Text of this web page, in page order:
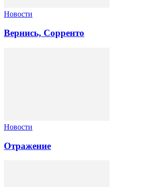
Новости
Вернись, Сорренто
Новости
Отражение